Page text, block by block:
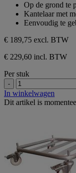
beoordeling
sterren.
1
beoordeling
Op de grond te
Kantelaar met
Eenvoudig te
€ 189,75 excl. BTW
€ 229,60 incl. BTW
Per stuk
-
In winkelwagen
Dit artikel is